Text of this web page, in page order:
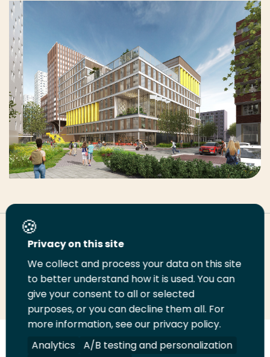
Deel deze pagina
Deel
LinkedIn
Deel
op
Twitter
Deel
op
Facebook
Email
deze
pagina
Print
deze
pagina
VolgVolgVolgVolg
Privacy on this site
We collect and process your data on this site
to better understand how it is used. You can
give your consent to all or selected
purposes, or you can decline them all. For
more information, see our privacy policy.
Analytics
A/B testing and personalization